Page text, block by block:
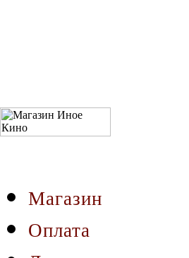
Магазин
Оплата